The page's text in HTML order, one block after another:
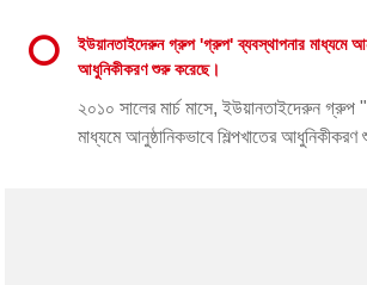
ইউয়ানতাইদেরুন গ্রুপ 'গ্রুপ' ব্যবস্থাপনার মাধ্যমে
আধুনিকীকরণ শুরু করেছে।
২০১০ সালের মার্চ মাসে, ইউয়ানতাইদেরুন
মাধ্যমে আনুষ্ঠানিকভাবে শিল্পখাতের